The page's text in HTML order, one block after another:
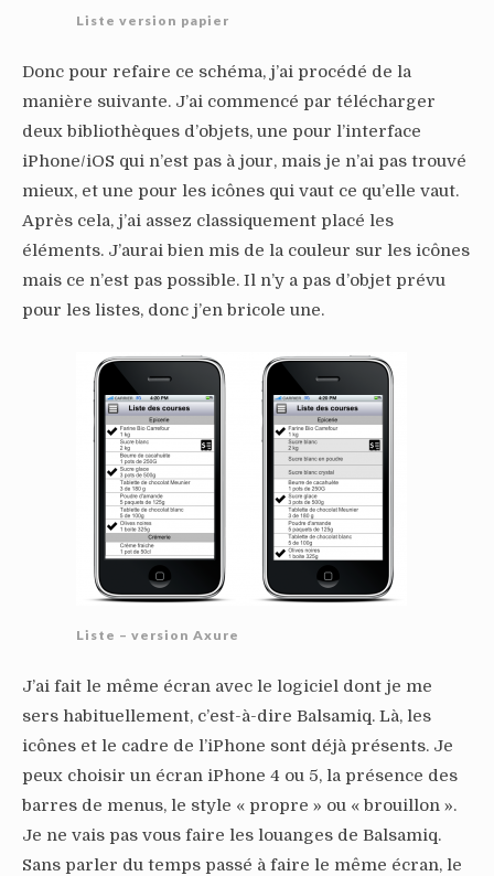
Liste version papier
Donc pour refaire ce schéma, j’ai procédé de la
manière suivante. J’ai commencé par télécharger
deux bibliothèques d’objets, une pour l’interface
iPhone/iOS qui n’est pas à jour, mais je n’ai pas trouvé
mieux, et une pour les icônes qui vaut ce qu’elle vaut.
Après cela, j’ai assez classiquement placé les
éléments. J’aurai bien mis de la couleur sur les icônes
mais ce n’est pas possible. Il n’y a pas d’objet prévu
pour les listes, donc j’en bricole une.
Liste – version Axure
J’ai fait le même écran avec le logiciel dont je me
sers habituellement, c’est-à-dire Balsamiq. Là, les
icônes et le cadre de l’iPhone sont déjà présents. Je
peux choisir un écran iPhone 4 ou 5, la présence des
barres de menus, le style « propre » ou « brouillon ».
Je ne vais pas vous faire les louanges de Balsamiq.
Sans parler du temps passé à faire le même écran, le